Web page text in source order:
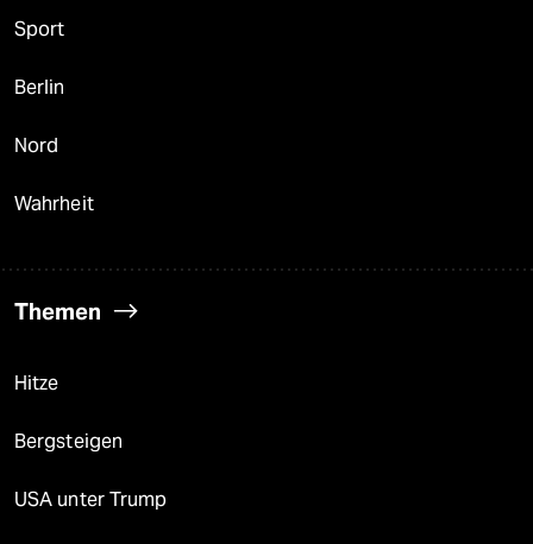
Sport
Berlin
Nord
Wahrheit
Themen
Hitze
Bergsteigen
USA unter Trump